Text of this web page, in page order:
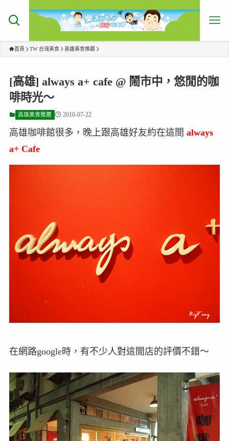
首頁 TW 台灣美食 高雄美食推薦
[高雄] always a+ cafe @ 鬧市中，悠閒的咖
啡時光～
高雄美食推薦 2010-07-22
高雄咖啡館很多，晚上跟高雄好友約在這間 always
a+ Cafe
在網路google時，有不少人對這間店的評價不錯～